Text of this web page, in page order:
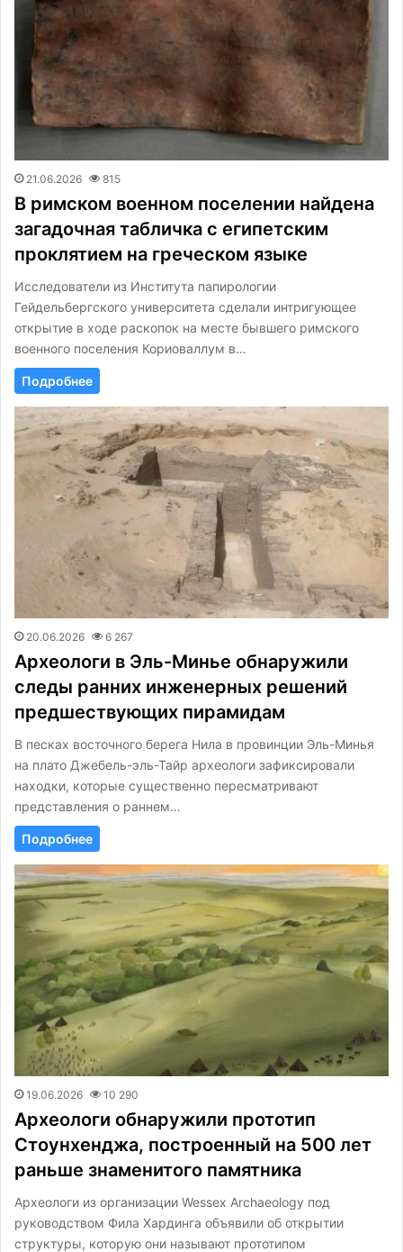
21.06.2026 815
В римском военном поселении найдена
загадочная табличка с египетским
проклятием на греческом языке
Исследователи из Института папирологии
Гейдельбергского университета сделали интригующее
открытие в ходе раскопок на месте бывшего римского
военного поселения Кориоваллум в…
Подробнее
20.06.2026 6 267
Археологи в Эль-Минье обнаружили
следы ранних инженерных решений
предшествующих пирамидам
В песках восточного берега Нила в провинции Эль-Минья
на плато Джебель-эль-Тайр археологи зафиксировали
находки, которые существенно пересматривают
представления о раннем…
Подробнее
19.06.2026 10 290
Археологи обнаружили прототип
Стоунхенджа, построенный на 500 лет
раньше знаменитого памятника
Археологи из организации Wessex Archaeology под
руководством Фила Хардинга объявили об открытии
структуры, которую они называют прототипом